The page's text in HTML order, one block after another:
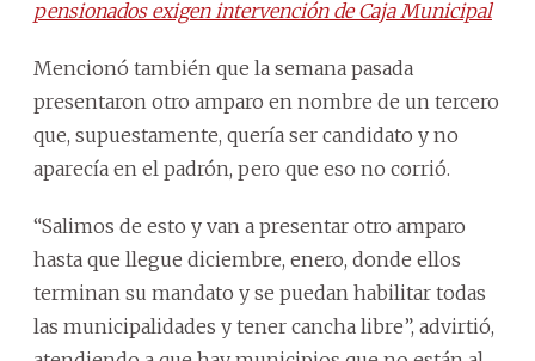
pensionados exigen intervención de Caja Municipal
Mencionó también que la semana pasada
presentaron otro amparo en nombre de un tercero
que, supuestamente, quería ser candidato y no
aparecía en el padrón, pero que eso no corrió.
“Salimos de esto y van a presentar otro amparo
hasta que llegue diciembre, enero, donde ellos
terminan su mandato y se puedan habilitar todas
las municipalidades y tener cancha libre”, advirtió,